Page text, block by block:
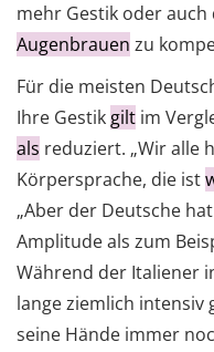
mehr Gestik oder auch
Augenbrauen zu
Für die meisten
Ihre Gestik gilt im
als reduziert. „Wir alle
Körpersprache, die ist
„Aber der Deutsche
Amplitude als zum
Während der Italiener
lange ziemlich
seine Hände immer